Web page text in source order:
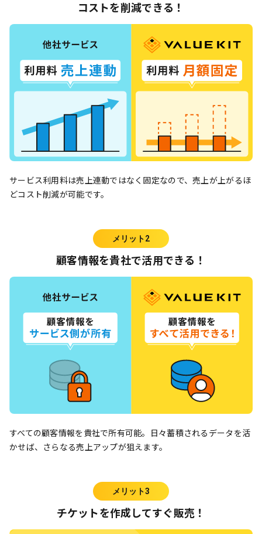
コストを削減できる！
サービス利用料は売上連動ではなく固定なので、売上が上がるほ
どコスト削減が可能です。
メリット2
顧客情報を貴社で活用できる！
すべての顧客情報を貴社で所有可能。日々蓄積されるデータを活
かせば、さらなる売上アップが狙えます。
メリット3
チケットを作成してすぐ販売！